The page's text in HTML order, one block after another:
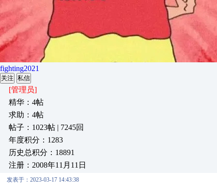
fighting2021
关注 私信
[管理员]
精华：4帖
求助：4帖
帖子：1023帖 | 7245回
年度积分：1283
历史总积分：18891
注册：2008年11月11日
发表于：2023-03-17 14:43:38